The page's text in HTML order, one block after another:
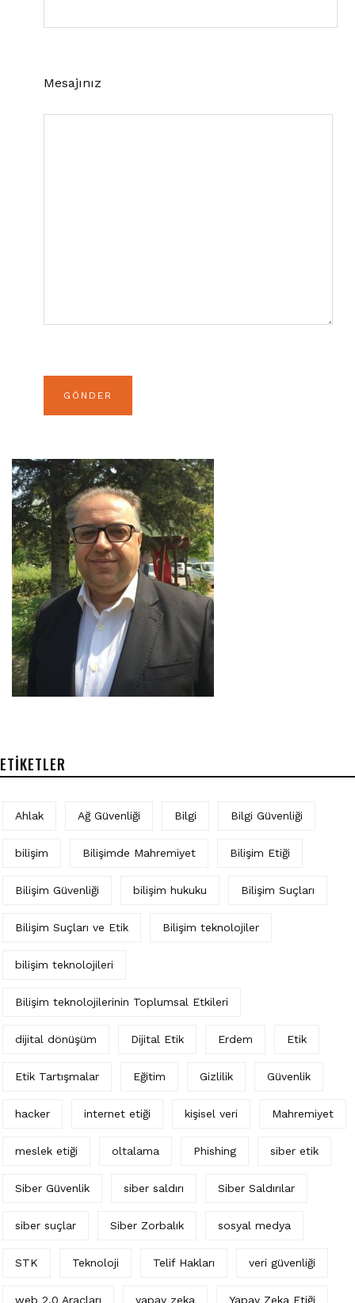
Mesajınız
ETIKETLER
Ahlak Ağ Güvenliği Bilgi Bilgi Güvenliği
bilişim Bilişimde Mahremiyet Bilişim Etiği
Bilişim Güvenliği bilişim hukuku Bilişim Suçları
Bilişim Suçları ve Etik Bilişim teknolojiler
bilişim teknolojileri
Bilişim teknolojilerinin Toplumsal Etkileri
dijital dönüşüm Dijital Etik Erdem Etik
Etik Tartışmalar Eğitim Gizlilik Güvenlik
hacker internet etiği kişisel veri Mahremiyet
meslek etiği oltalama Phishing siber etik
Siber Güvenlik siber saldırı Siber Saldırılar
siber suçlar Siber Zorbalık sosyal medya
STK Teknoloji Telif Hakları veri güvenliği
web 2.0 Araçları yapay zeka Yapay Zeka Etiği